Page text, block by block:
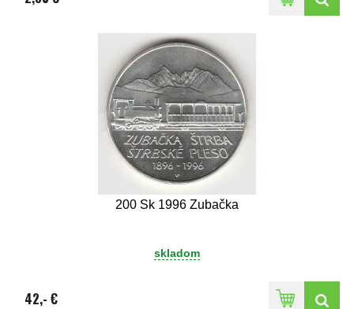
200 Sk 1996 Zubačka
skladom
42,- €